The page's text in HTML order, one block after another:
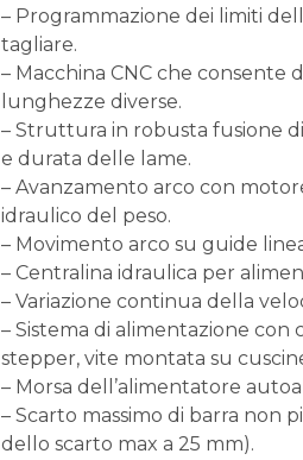
– Programmazione dei limiti
tagliare.
– Macchina CNC che
lunghezze diverse.
– Struttura in robusta fusione
e durata delle lame.
– Avanzamento arco con
idraulico del peso.
– Movimento arco su guide
– Centralina idraulica per
– Variazione continua della
– Sistema di alimentazione
stepper, vite montata su
– Morsa dell’alimentatore
– Scarto massimo di barra non
dello scarto max a 25 mm).